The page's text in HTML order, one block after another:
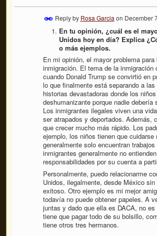
Reply by Rosa Garcia on December
En tu opinión, ¿cuál es el
Unidos hoy en día? Explica
o más ejemplos.
En mi opinión, el mayor problema
inmigración. El tema de la
cuando Donald Trump se convirtió en
lo que finalmente está separando a
historias devastadoras donde los
deshumanizante porque nadie
Los inmigrantes ilegales viven una
ser atrapados y deportados. Además,
que crecer mucho más rápido. Los
ejemplo, los niños tienen que
generalmente solo encuentran
inmigrantes generalmente no
responsabilidades por su cuenta a
Personalmente, puedo relacionarme
Unidos, ilegalmente, desde México
exitoso. Otro ejemplo es mi mejor
todavía no puede obtener papeles. A
juntas y dado que ella es DACA, no
tiene que pagar todo de su bolsillo,
tiene otros tres hermanos.